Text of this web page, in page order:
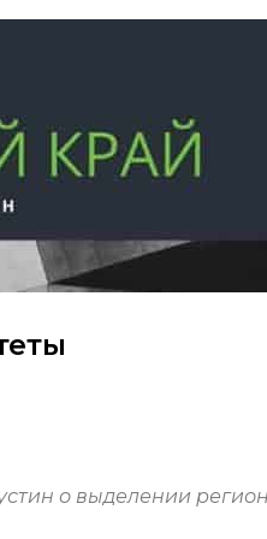
о выделении